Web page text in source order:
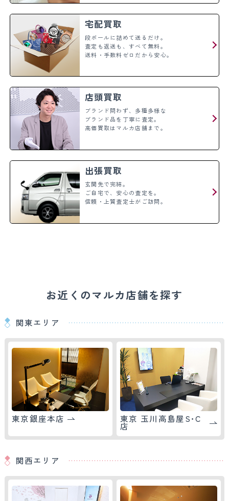
宅配買取
段ボールに詰めて送るだけ。
査定も返送も、すべて無料。
送料・手数料ゼロだから安心。
店頭買取
ブランド問わず、多種多様な
ブランド品を丁寧に査定。
高価買取はマルカ店舗まで。
出張買取
玄関先で完結。
ご自宅で、安心の査定を。
信頼・上質査定士がご訪問。
お近くのマルカ店舗を探す
関東エリア
東京銀座本店 東京 玉川高島屋S･C
店
関西エリア